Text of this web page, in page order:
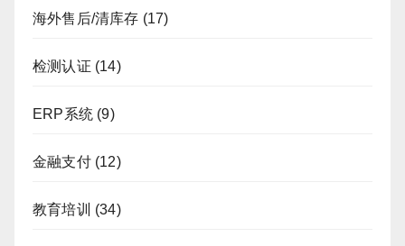
海外售后/清库存 (17)
检测认证 (14)
ERP系统 (9)
金融支付(12)
教育培训 (34)